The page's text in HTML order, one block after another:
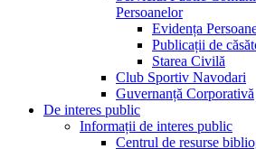
Persoanelor
Evidența
Publicații de
Starea Civilă
Club Sportiv Navodari
Guvernanță Corporativă
De interes public
Informații de interes public
Centrul de resurse